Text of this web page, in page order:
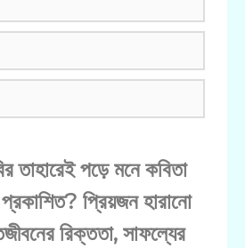
তাহারেই পড়ে মনে কবিতা
প্রিয়জন হারানো
রিক্ততা, সাফল্যের